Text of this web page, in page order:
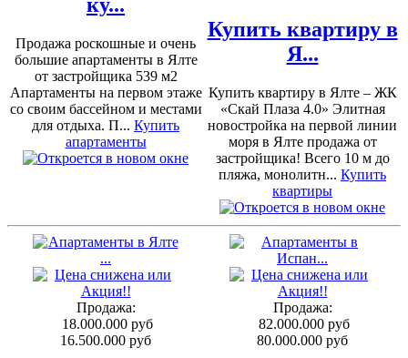
Продажа роскошные и очень
большие апартаменты в Ялте
от застройщика 539 м2
Апартаменты на первом этаже
со своим бассейном и местами
для отдыха. П... Купить
апартаменты
Купить квартиру в
Я...
Купить квартиру в Ялте – ЖК
«Скай Плаза 4.0» Элитная
новостройка на первой линии
моря в Ялте продажа от
застройщика! Всего 10 м до
пляжа, монолитн... Купить
квартиры
Продажа:
18.000.000 руб
16.500.000 руб
Продажа:
82.000.000 руб
80.000.000 руб